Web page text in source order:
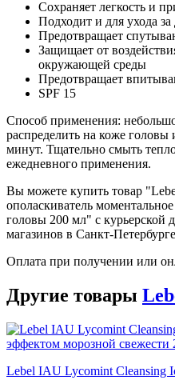
Сохраняет легкость и
Подходит и для ухода
Предотвращает
Защищает от
окружающей среды
Предотвращает
SPF 15
Способ применения:
распределить на коже
минут. Тщательно смыть
ежедневного применения.
Вы можете купить товар
ополаскиватель
головы 200 мл" с курьерской
магазинов в Санкт-
Оплата при получении или
Другие товары
Lebel IAU Lycomint